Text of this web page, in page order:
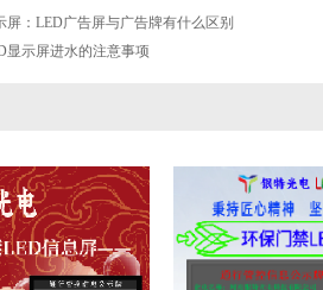
屏：LED广告屏与广告牌有什么区别
显示屏进水的注意事项